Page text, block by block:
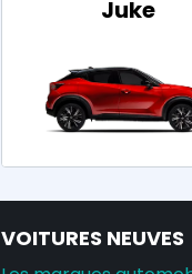
Juke
VOITURES NEUVES